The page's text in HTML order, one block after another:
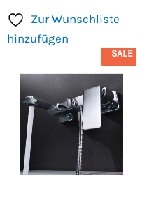
Zur Wunschliste
hinzufügen
SALE